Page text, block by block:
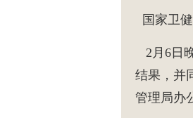
国家卫
2月6日
结果，并
管理局办